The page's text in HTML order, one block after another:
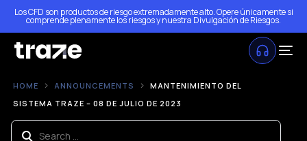
Los CFD son productos de riesgo extremadamente alto. Opere únicamente si
comprende plenamente los riesgos y nuestra Divulgación de Riesgos.
HOME ANNOUNCEMENTS
MANTENIMIENTO DEL
SISTEMA TRAZE – 08 DE JULIO DE 2023